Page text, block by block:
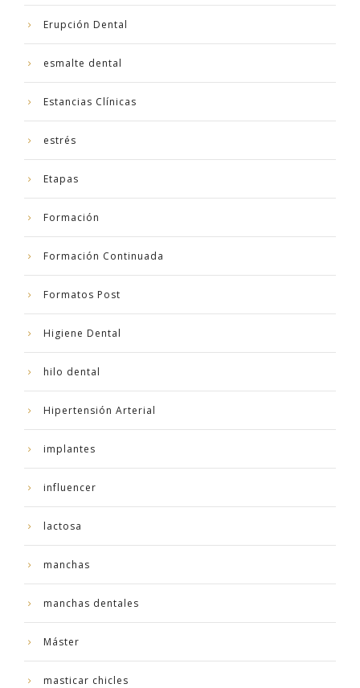
Erupción Dental
esmalte dental
Estancias Clínicas
estrés
Etapas
Formación
Formación Continuada
Formatos Post
Higiene Dental
hilo dental
Hipertensión Arterial
implantes
influencer
lactosa
manchas
manchas dentales
Máster
masticar chicles